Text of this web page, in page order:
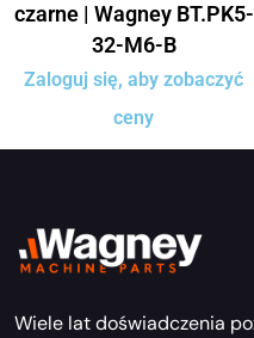
czarne | Wagney BT.PK5-
32-M6-B
Zaloguj się, aby zobaczyć
ceny
Wiele lat doświadczenia